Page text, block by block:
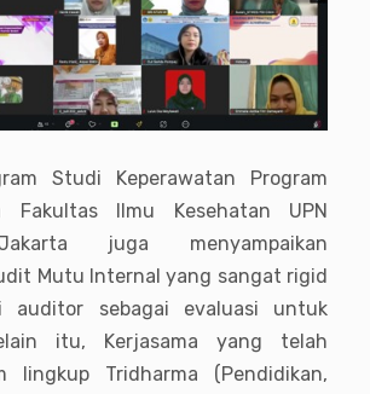
Studi Keperawatan Program
Fakultas Ilmu Kesehatan UPN
juga menyampaikan
Mutu Internal yang sangat rigid
auditor sebagai evaluasi untuk
itu, Kerjasama yang telah
lingkup Tridharma (Pendidikan,